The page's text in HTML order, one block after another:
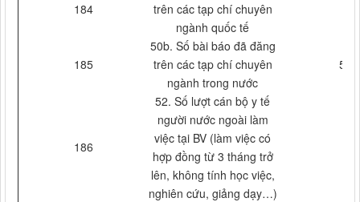
184
trên các tạp chí chuyên
ngành quốc tế
185
50b. Số bài báo đã đăng
trên các tạp chí chuyên
ngành trong nước
5
186
52. Số lượt cán bộ y tế
người nước ngoài làm
việc tại BV (làm việc có
hợp đồng từ 3 tháng trở
lên, không tính học việc,
nghiên cứu, giảng dạy…)